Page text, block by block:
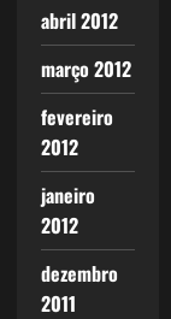
abril 2012
março 2012
fevereiro
2012
janeiro
2012
dezembro
2011